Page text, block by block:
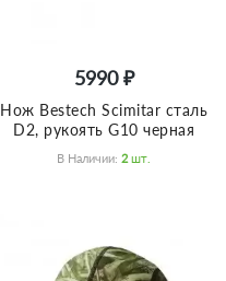
5990 ₽
Нож Bestech Scimitar сталь
D2, рукоять G10 черная
В Наличии: 2 Шт.